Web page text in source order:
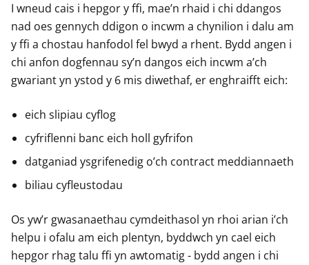
I wneud cais i hepgor y ffi, mae’n rhaid i chi ddangos
nad oes gennych ddigon o incwm a chynilion i dalu am
y ffi a chostau hanfodol fel bwyd a rhent. Bydd angen i
chi anfon dogfennau sy’n dangos eich incwm a’ch
gwariant yn ystod y 6 mis diwethaf, er enghraifft eich:
eich slipiau cyflog
cyfriflenni banc eich holl gyfrifon
datganiad ysgrifenedig o’ch contract meddiannaeth
biliau cyfleustodau
Os yw’r gwasanaethau cymdeithasol yn rhoi arian i’ch
helpu i ofalu am eich plentyn, byddwch yn cael eich
hepgor rhag talu ffi yn awtomatig - bydd angen i chi